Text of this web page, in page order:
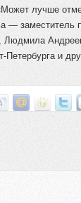
лучше
— заместитель
Петербурга и